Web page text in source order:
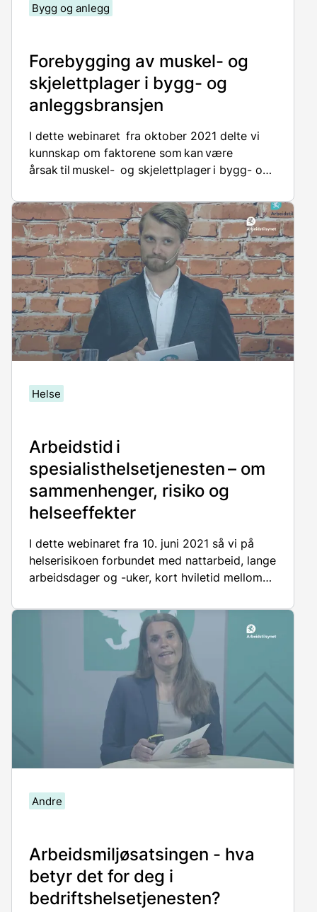
Bygg og anlegg
Forebygging av muskel- og
skjelettplager i bygg- og
anleggsbransjen
I dette webinaret fra oktober 2021 delte vi
kunnskap om faktorene som kan være
årsak til muskel- og skjelettplager i bygg- og
kan iverksette for å bidra til å fremme muskel
og skjeletthelse, og hvorfor det bør gjøres.
Helse
Arbeidstid i
spesialisthelsetjenesten – om
sammenhenger, risiko og
helseeffekter
I dette webinaret fra 10. juni 2021 så vi på
helserisikoen forbundet med nattarbeid, lange
arbeidsdager og -uker, kort hviletid mellom
kan ha på de ansatte.
Andre
Arbeidsmiljøsatsingen - hva
betyr det for deg i
bedriftshelsetjenesten?